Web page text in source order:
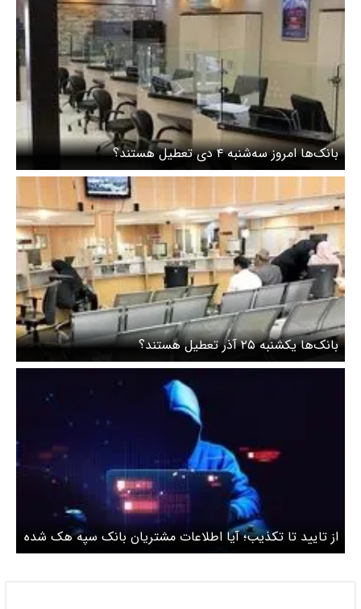
بانک‌ها امروز سه‌شنبه ۴ دی تعطیل هستند؟
بانک‌ها یکشنبه ۲۵ آذر تعطیل هستند؟
از تایید تا تکذیب‌؛ آیا اطلاعات مشتریان بانک سپه هک شده
است؟‌